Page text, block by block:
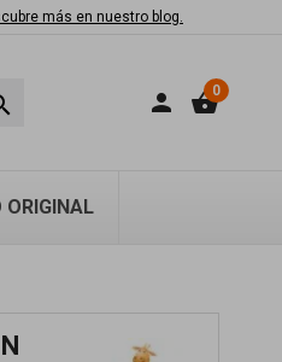
más en nuestro blog.
person shopping_basket0
ORIGINAL